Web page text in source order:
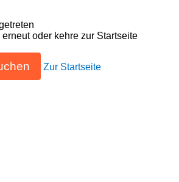
oder kehre zur Startseite
Zur Startseite